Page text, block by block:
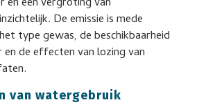
De emissie is mede
type gewas, de beschikbaarheid
de effecten van lozing van
van watergebruik